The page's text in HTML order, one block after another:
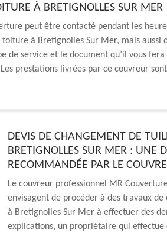
À BRETIGNOLLES SUR MER
peut être contacté pendant les
à Bretignolles Sur Mer, mais aussi
de service et le document qu’il vous
prestations livrées par ce couvreur
DEVIS DE CHANGEMENT DE
BRETIGNOLLES SUR MER : UNE
RECOMMANDÉE PAR LE
Le couvreur professionnel MR
envisagent de procéder à des travaux
à Bretignolles Sur Mer à effectuer des
explications, un propriétaire qui